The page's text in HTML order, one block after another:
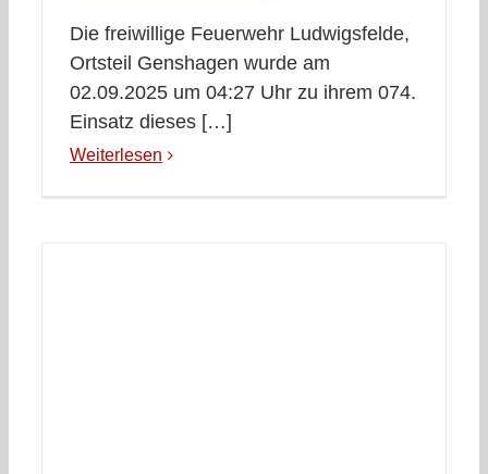
Die freiwillige Feuerwehr Ludwigsfelde,
Ortsteil Genshagen wurde am
02.09.2025 um 04:27 Uhr zu ihrem 074.
Einsatz dieses […]
Weiterlesen